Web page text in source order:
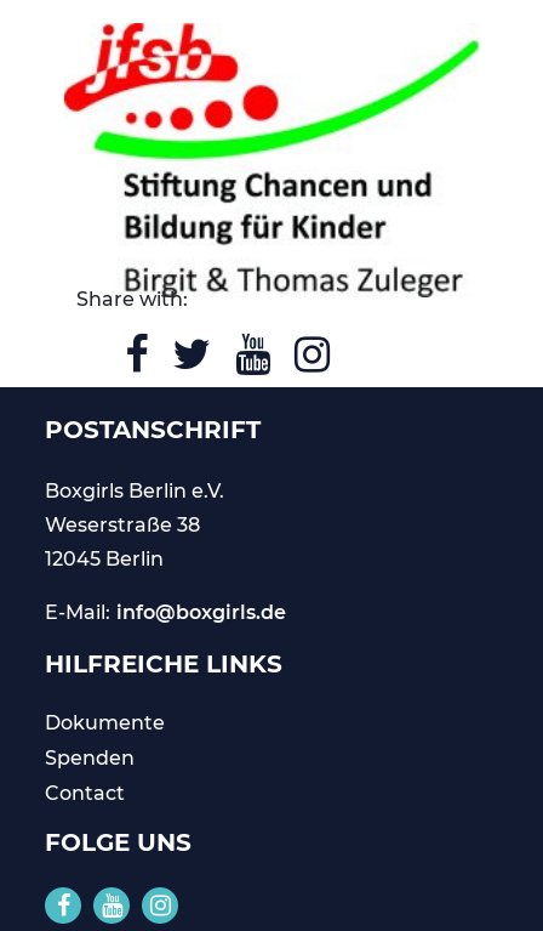
Share with:
POSTANSCHRIFT
Boxgirls Berline.V.
Weserstraße 38
12045 Berlin
E-Mail: info@boxgirls.de
HILFREICHE LINKS
Dokumente
Spenden
Contact
FOLGE UNS